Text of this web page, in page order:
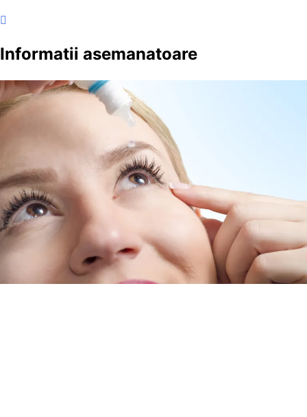
Informatii asemanatoare